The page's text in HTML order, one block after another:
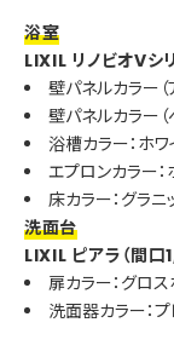
浴室
LIXIL リノビオVシ
壁パネルカラー（
壁パネルカラー（
浴槽カラー：ホワ
エプロンカラー：
床カラー：グラニ
洗面台
LIXIL ピアラ（間口
扉カラー：グロス
洗面器カラー：